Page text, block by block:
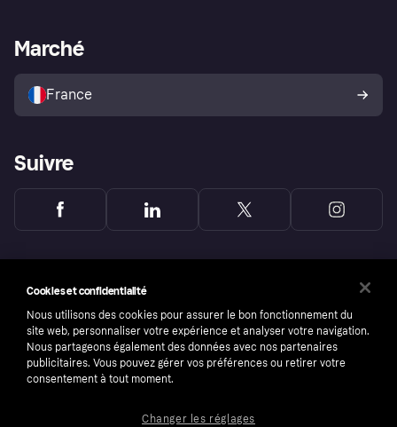
Explorez les magasins
Politique de protection de
l’acheteur Klarna
Portail Marchand
Marché
France
Suivre
Cookies et confidentialité
Nous utilisons des cookies pour assurer le bon fonctionnement du
site web, personnaliser votre expérience et analyser votre navigation.
Nous partageons également des données avec nos partenaires
publicitaires. Vous pouvez gérer vos préférences ou retirer votre
consentement à tout moment.
Changer les réglages